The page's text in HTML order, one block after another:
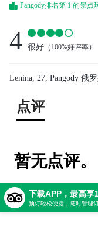
Pangody排名第 1 的景点
4 很好 （ 100%好评率）
Lenina, 27, Pangody 俄
点评
暂无点评
下载APP，最高享
预订轻松便捷，随时管理